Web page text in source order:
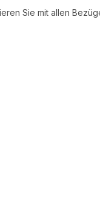
Sie mit allen